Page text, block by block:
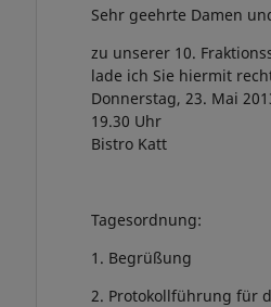
Sehr geehrte Damen
zu unserer 10.
lade ich Sie hiermit
Donnerstag, 23. Mai
19.30 Uhr
Bistro Katt
Tagesordnung:
1. Begrüßung
2. Protokollführung für